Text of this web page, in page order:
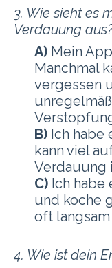
3. Wie sieht es
Verdauung
A) Mein
Manchmal
vergessen
B) Ich habe
kann viel
Verdauung
C) Ich habe
und koche
oft
4. Wie ist dein